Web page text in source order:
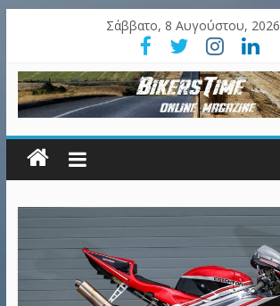
Σάββατο, 8 Αυγούστου, 2026